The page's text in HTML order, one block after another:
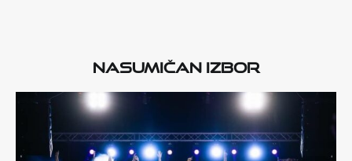
Nasumičan izbor